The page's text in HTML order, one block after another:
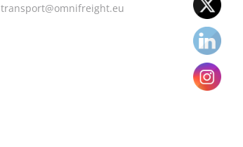
transport@omnifreight.eu